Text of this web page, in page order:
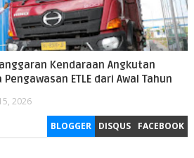
Kendaraan Angkutan
ETLE dari Awal Tahun
2026
BLOGGER DISQUS FACEBOOK